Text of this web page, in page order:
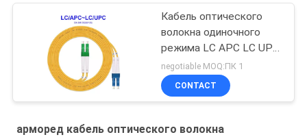
Кабель оптического
волокна одиночного
режима LC APC LC UPC
OS2
negotiable MOQ:ПК 1
CONTACT
арморед кабель оптического волокна